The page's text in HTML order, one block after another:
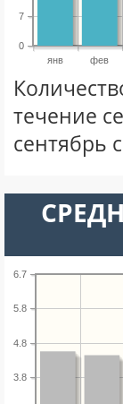
янв фев
0
7
течение
сентябрь
3.8
4.8
5.8
6.7